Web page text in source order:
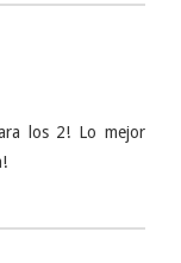
los 2! Lo mejor